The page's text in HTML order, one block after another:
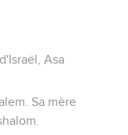
Asa
Sa mère